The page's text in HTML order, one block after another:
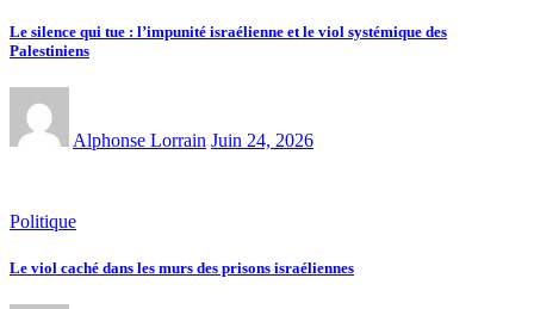
Le silence qui tue : l’impunité israélienne et le viol systémique des
Palestiniens
Alphonse Lorrain Juin 24, 2026
Politique
Le viol caché dans les murs des prisons israéliennes